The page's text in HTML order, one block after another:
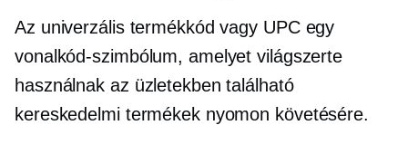
Az univerzális termékkód vagy UPC egy
vonalkód-szimbólum, amelyet világszerte
használnak az üzletekben található
kereskedelmi termékek nyomon követésére.